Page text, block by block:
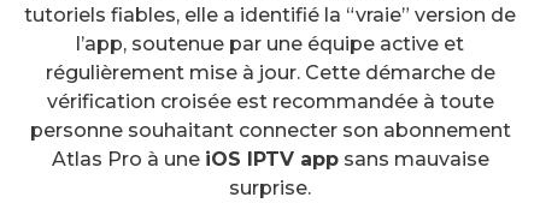
tutoriels fiables, elle a identifié la “vraie” version de
l’app, soutenue par une équipe active et
régulièrement mise à jour. Cette démarche de
vérification croisée est recommandée à toute
personne souhaitant connecter son abonnement
Atlas Pro à une iOS IPTV appsans mauvaise
surprise.